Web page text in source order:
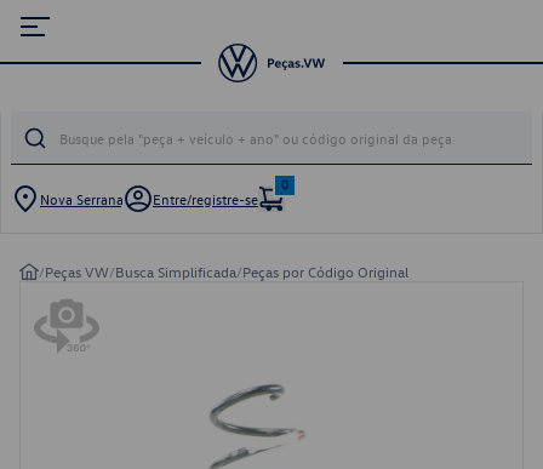
Nova Serrana Entre/registre-se
0
/Peças VW/Busca Simplificada/Peças por Código Original